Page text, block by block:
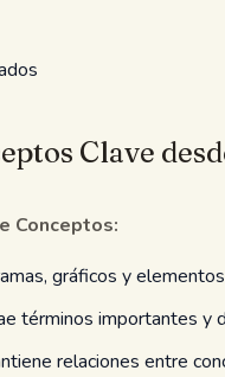
Clave
Conceptos:
gráficos y
términos importantes y
relaciones entre